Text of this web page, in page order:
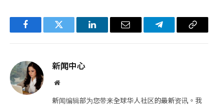
FacebookTwitter LinkedIn电
Telegram复
新闻中心
网
新闻编辑部为您带来全球华人社区的最新资讯。我